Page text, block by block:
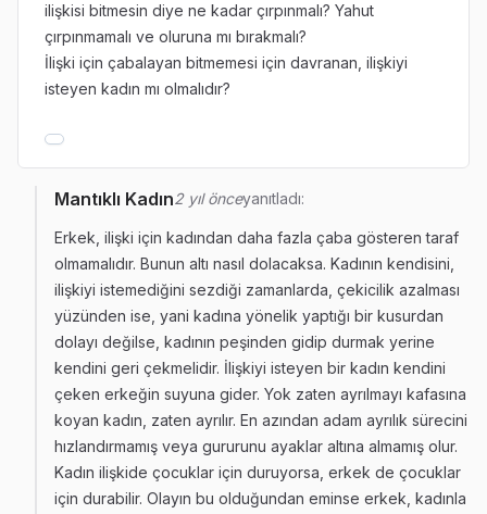
ilişkisi bitmesin diye ne kadar çırpınmalı? Yahut
çırpınmamalı ve oluruna mı bırakmalı?
İlişki için çabalayan bitmemesi için davranan, ilişkiyi
isteyen kadın mı olmalıdır?
Mantıklı Kadın2 yıl önceyanıtladı:
Erkek, ilişki için kadından daha fazla çaba gösteren taraf
olmamalıdır. Bunun altı nasıl dolacaksa. Kadının kendisini,
ilişkiyi istemediğini sezdiği zamanlarda, çekicilik azalması
yüzünden ise, yani kadına yönelik yaptığı bir kusurdan
dolayı değilse, kadının peşinden gidip durmak yerine
kendini geri çekmelidir. İlişkiyi isteyen bir kadın kendini
çeken erkeğin suyuna gider. Yok zaten ayrılmayı kafasına
koyan kadın, zaten ayrılır. En azından adam ayrılık sürecini
hızlandırmamış veya gururunu ayaklar altına almamış olur.
Kadın ilişkide çocuklar için duruyorsa, erkek de çocuklar
için durabilir. Olayın bu olduğundan eminse erkek, kadınla